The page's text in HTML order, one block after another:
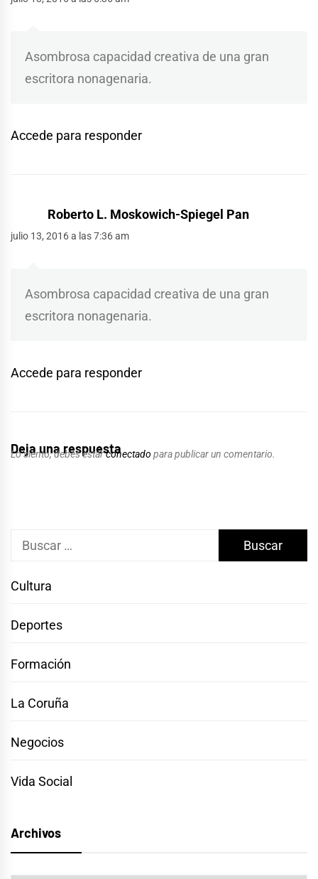
Asombrosa capacidad creativa de una gran
escritora nonagenaria.
Accede para responder
Roberto L. Moskowich-Spiegel Pan
julio 13, 2016 a las 7:36 am
Asombrosa capacidad creativa de una gran
escritora nonagenaria.
Accede para responder
Deja una respuesta
Lo siento, debes estarconectado para publicar un comentario.
Buscar:
Cultura
Deportes
Formación
La Coruña
Negocios
Vida Social
Archivos